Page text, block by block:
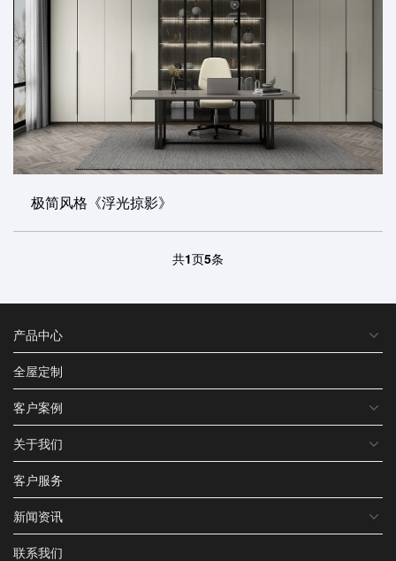
极简风格《浮光掠影》
共1页5条
产品中心
全屋定制
客户案例
关于我们
客户服务
新闻资讯
联系我们